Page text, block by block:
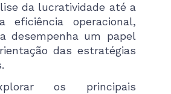
da lucratividade até a
eficiência operacional,
desempenha um papel
das estratégias
os principais